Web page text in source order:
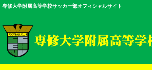
専修大学附属高等学校サッカー部オフィシャルサイト